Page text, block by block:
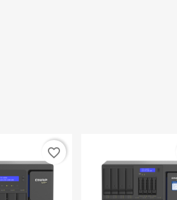
favorite_border